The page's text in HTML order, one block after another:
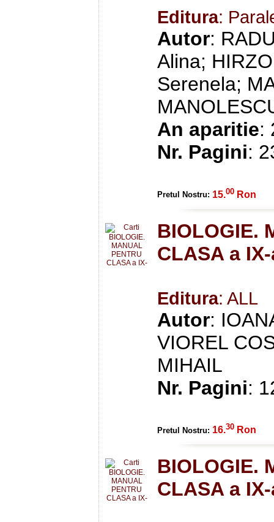
Editura:
Autor:
Alina;
Serenela;
An aparitie:
Nr. Pagini:
Pretul Nostru: 15.00 Ron
BIOLOGIE.
CLASA a
Editura: ALL
Autor:
VIOREL
MIHAIL
Nr. Pagini:
Pretul Nostru: 16.30 Ron
BIOLOGIE.
CLASA a